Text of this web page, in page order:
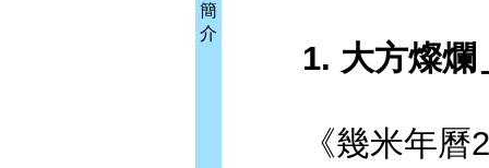
簡
介
1. 大方燦爛
《幾米年曆